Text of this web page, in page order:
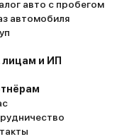
дойдя до середины
узнать, мы решили этот
вообще оставить, пока
кресел. Нас больше
авто с пробегом
автомобиля
лицам и ИП